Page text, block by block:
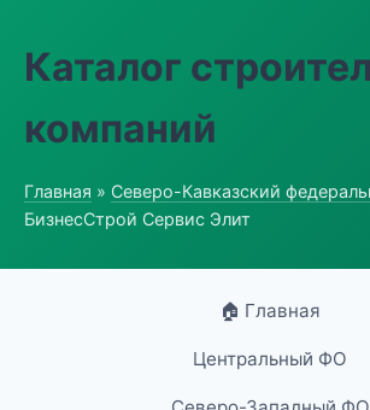
Каталог
компаний
Главная » Северо-Кавказский
БизнесСтрой Сервис Элит
🏠 Главная
Центральный ФО